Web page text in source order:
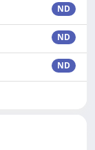
ND
ND
ND